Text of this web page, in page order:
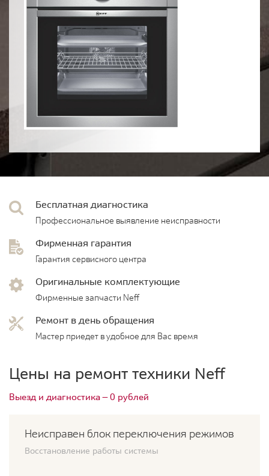
Бесплатная диагностика
Профессиональное выявление неисправности
Фирменная гарантия
Гарантия сервисного центра
Оригинальные комплектующие
Фирменные запчасти Neff
Ремонт в день обращения
Мастер приедет в удобное для Вас время
Цены на ремонт техники Neff
Выезд и диагностика — 0 рублей
Неисправен блок переключения режимов
Восстановление работы системы